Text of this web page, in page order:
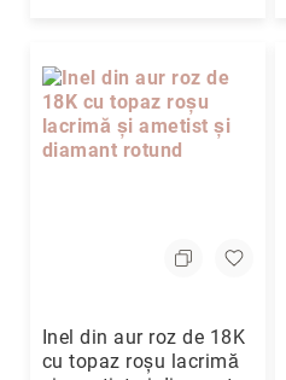
Inel din aur roz de 18K
cu topaz roșu lacrimă